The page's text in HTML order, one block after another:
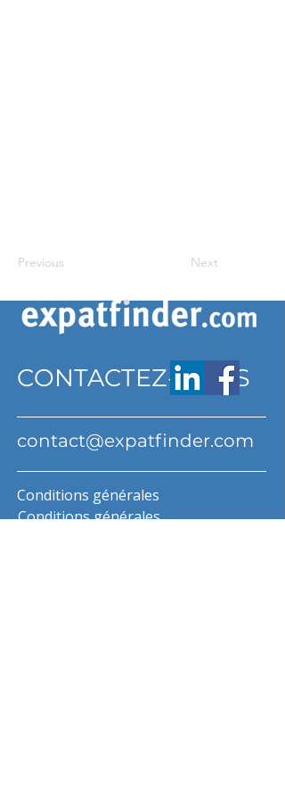
Previous Next
CONTACTEZ-NOUS
contact@expatfinder.com
Conditions générales
Conditions générales